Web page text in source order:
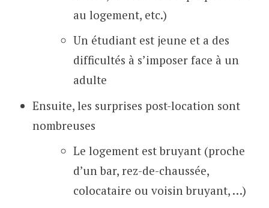
au logement, etc.)
Un étudiant est jeune et a des
difficultés à s’imposer face à un
adulte
Ensuite, les surprises post-location sont
nombreuses
Le logement est bruyant (proche
d’un bar, rez-de-chaussée,
colocataire ou voisin bruyant, …)